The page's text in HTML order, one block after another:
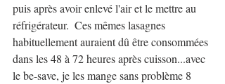
puis après avoir enlevé l'air et le mettre au
réfrigérateur.  Ces mêmes lasagnes
habituellement auraient dû être consommées
dans les 48 à 72 heures après cuisson...avec
le be-save, je les mange sans problème 8